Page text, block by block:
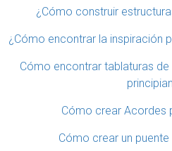
¿Cómo construir
¿Cómo encontrar la inspiración
Cómo encontrar tablaturas
Cómo crear Acordes
Cómo crear un